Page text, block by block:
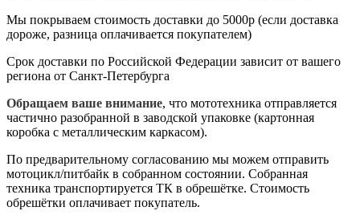
Мы покрываем стоимость доставки до 5000р (если доставка
дороже, разница оплачивается покупателем)
Срок доставки по Российской Федерации зависит от вашего
региона от Санкт-Петербурга
Обращаем ваше внимание, что мототехника отправляется
частично разобранной в заводской упаковке (картонная
коробка с металлическим каркасом).
По предварительному согласованию мы можем отправить
мотоцикл/питбайк в собранном состоянии. Собранная
техника транспортируется ТК в обрешётке. Стоимость
обрешётки оплачивает покупатель.